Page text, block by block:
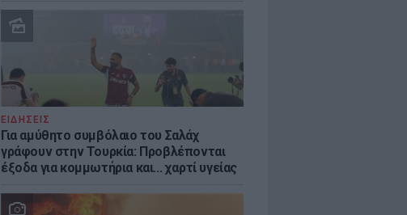
ΕΙΔΗΣΕΙΣ
Για αμύθητο συμβόλαιο του Σαλάχ
γράφουν στην Τουρκία: Προβλέπονται
έξοδα για κομμωτήρια και... χαρτί υγείας